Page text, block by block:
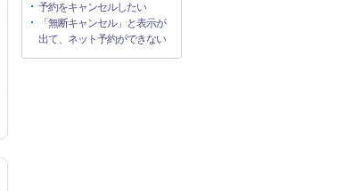
予約をキャンセルしたい
「無断キャンセル」と表示が
出て、ネット予約ができない